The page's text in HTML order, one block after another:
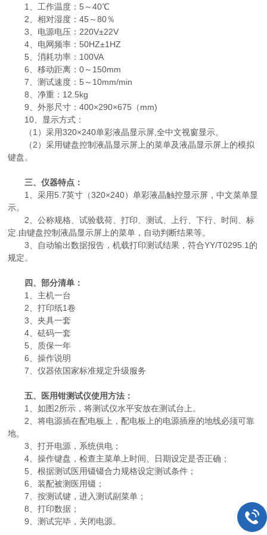
1、工作温度：5～40℃
2、相对湿度：45～80％
3、电源电压：220V±22V
4、电网频率：50HZ±1HZ
5、消耗功率：100VA
6、移动距离：0～150mm
7、测试速度：5～10mm/min
8、净重：12.5kg
9、外形尺寸：400×290×675（mm)
10、显示方式：
（1）采用320×240单彩液晶显示屏,全中文视窗显示。
（2）采用键盘控制液晶显示屏上的菜单及液晶显示屏上的模拟
键盘。
三、仪器特点：
1、采用5.7英寸（320×240）单彩液晶触控显示屏，中文菜单显
示。
2、公称规格、试验载荷、打印、测试、上行、下行、时间、标
定.由键盘控制液晶显示屏上的菜单，自动判断结果等。
3、自动输出数据报告，机载打印测试结果，符合YY/T0295.1的
规定。
四、部分清单：
1、主机一台
2、打印纸1卷
3、夹具一套
4、砝码一套
5、质保一年
6、操作说明
7、仪器依国家标准规定升级服务
五、医用钳测试仪使用方法：
1、如图2所示，将测试仪水平安放在测试台上。
2、将电源插在配电板上，配电板上的电源插座的地线必须可靠
地。
3、打开电源，系统供电；
4、操作键盘，检查主菜单上时间、日期设定是否正确；
5、根据测试医用镊镊合力规格设定测试条件；
6、装配被测医用镊；
7、按测试键，进入测试副菜单；
8、打印数据；
9、测试完毕，关闭电源。